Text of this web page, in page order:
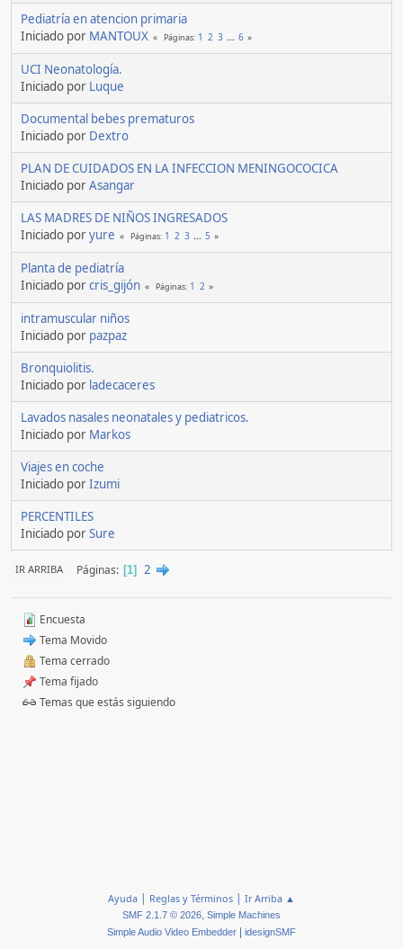
Pediatría en atencion primaria
Iniciado por MANTOUX Páginas 1 2 3 ... 6
UCI Neonatología.
Iniciado por Luque
Documental bebes prematuros
Iniciado por Dextro
PLAN DE CUIDADOS EN LA INFECCION MENINGOCOCICA
Iniciado porAsangar
LAS MADRES DE NIÑOS INGRESADOS
Iniciado poryure Páginas 1 2 3 ... 5
Planta de pediatría
Iniciado porcris_gijón Páginas 1 2
intramuscular niños
Iniciado por pazpaz
Bronquiolitis.
Iniciado por ladecaceres
Lavados nasales neonatales y pediatricos.
Iniciado por Markos
Viajes en coche
Iniciado porIzumi
PERCENTILES
Iniciado porSure
IR ARRIBA Páginas 1 2
Encuesta
Tema Movido
Tema cerrado
Tema fijado
Temas que estás siguiendo
Ayuda | Reglas y Términos | Ir Arriba ▲
SMF 2.1.7 © 2026, Simple Machines
Simple Audio Video Embedder
idesignSMF